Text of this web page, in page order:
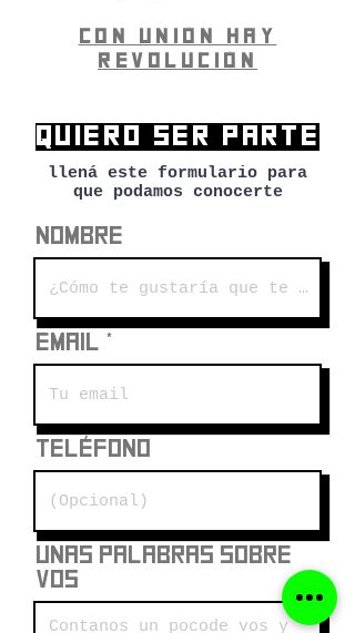
CON UNIÓN HAY
REVOLUCIÓN
QUIERO SER PARTE
llená este formulario para
que podamos conocerte
Nombre
Email
Teléfono
Unas palabras sobre
vos